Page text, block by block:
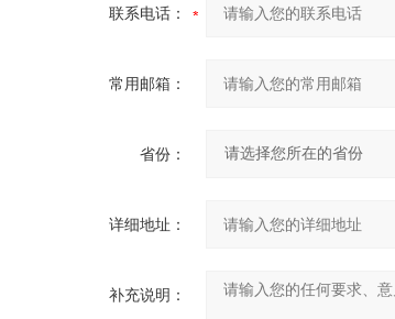
联系电话：
常用邮箱：
省份：
详细地址：
补充说明：